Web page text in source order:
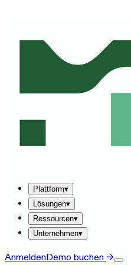
Plattform▾
Lösungen▾
Ressourcen▾
Unternehmen▾
AnmeldenDemo buchen →